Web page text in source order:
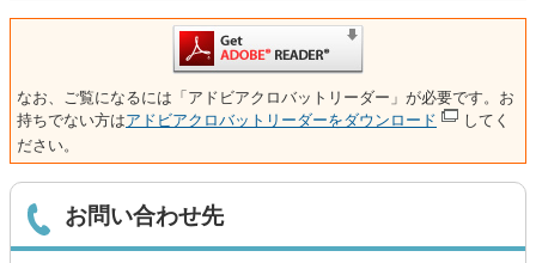
なお、ご覧になるには「アドビアクロバットリーダー」が必要です。お
持ちでない方はアドビアクロバットリーダーをダウンロード
してく
ださい。
お問い合わせ先